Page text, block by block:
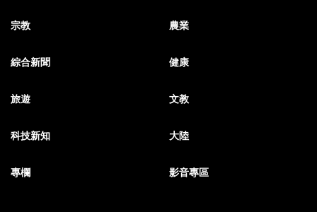
宗教 農業
綜合新聞 健康
旅遊 文教
科技新知 大陸
專欄 影音專區